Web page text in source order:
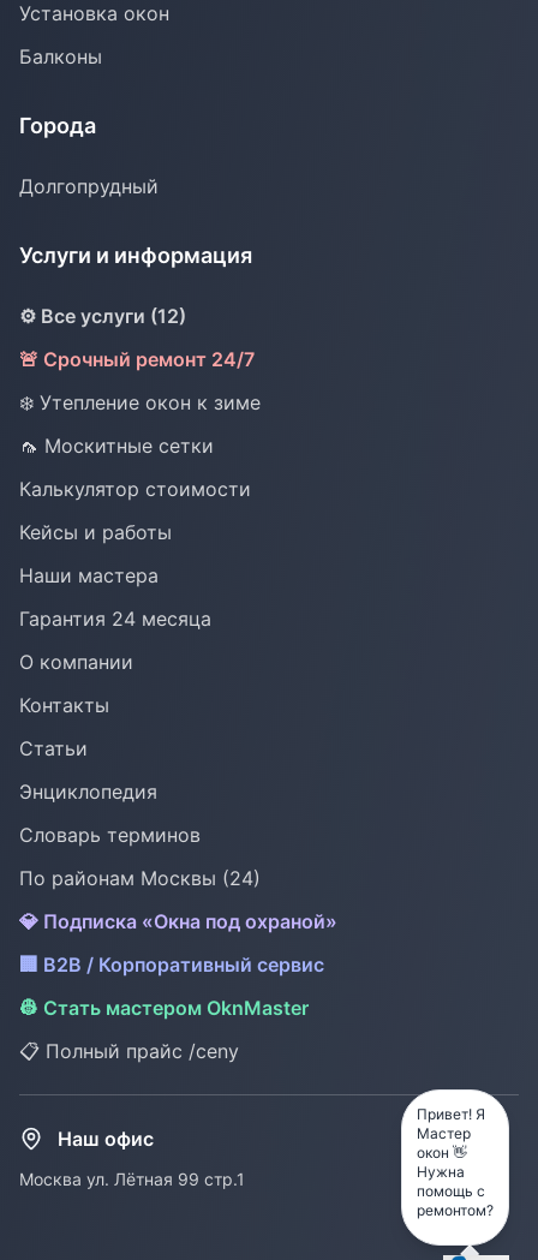
Установка окон
Балконы
Города
Долгопрудный
Услуги и информация
⚙️ Все услуги (12)
🚨 Срочный ремонт 24/7
❄️ Утепление окон к зиме
🦟 Москитные сетки
Калькулятор стоимости
Кейсы и работы
Наши мастера
Гарантия 24 месяца
О компании
Контакты
Статьи
Энциклопедия
Словарь терминов
По районам Москвы (24)
💎 Подписка «Окна под охраной»
🏢 B2B / Корпоративный сервис
👷 Стать мастером OknMaster
📋 Полный прайс /ceny
Наш офис
Москва ул. Лётная 99 стр.1
Привет! Я
Мастер
окон 👋
Нужна
помощь с
ремонтом?